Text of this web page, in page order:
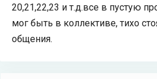
20,21,22,23 и т.д.все в пустую
мог быть в коллективе, тихо
общения.